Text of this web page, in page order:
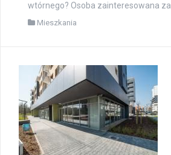
wtórnego? Osoba zainteresowana
Mieszkania